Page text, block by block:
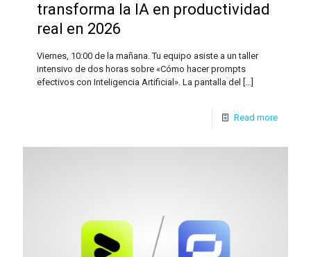
transforma la IA en productividad
real en 2026
Viernes, 10:00 de la mañana. Tu equipo asiste a un taller
intensivo de dos horas sobre «Cómo hacer prompts
efectivos con Inteligencia Artificial». La pantalla del
[…]
Read more